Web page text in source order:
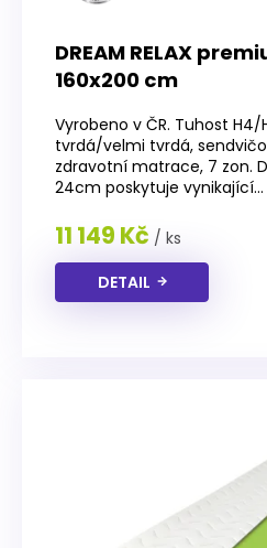
DREAM RELAX
160x200 cm
Vyrobeno v ČR. Tuhost H4/
tvrdá/velmi tvrdá,
zdravotní matrace, 7 zon.
24cm poskytuje vynikající...
11 149 Kč / ks
DETAIL